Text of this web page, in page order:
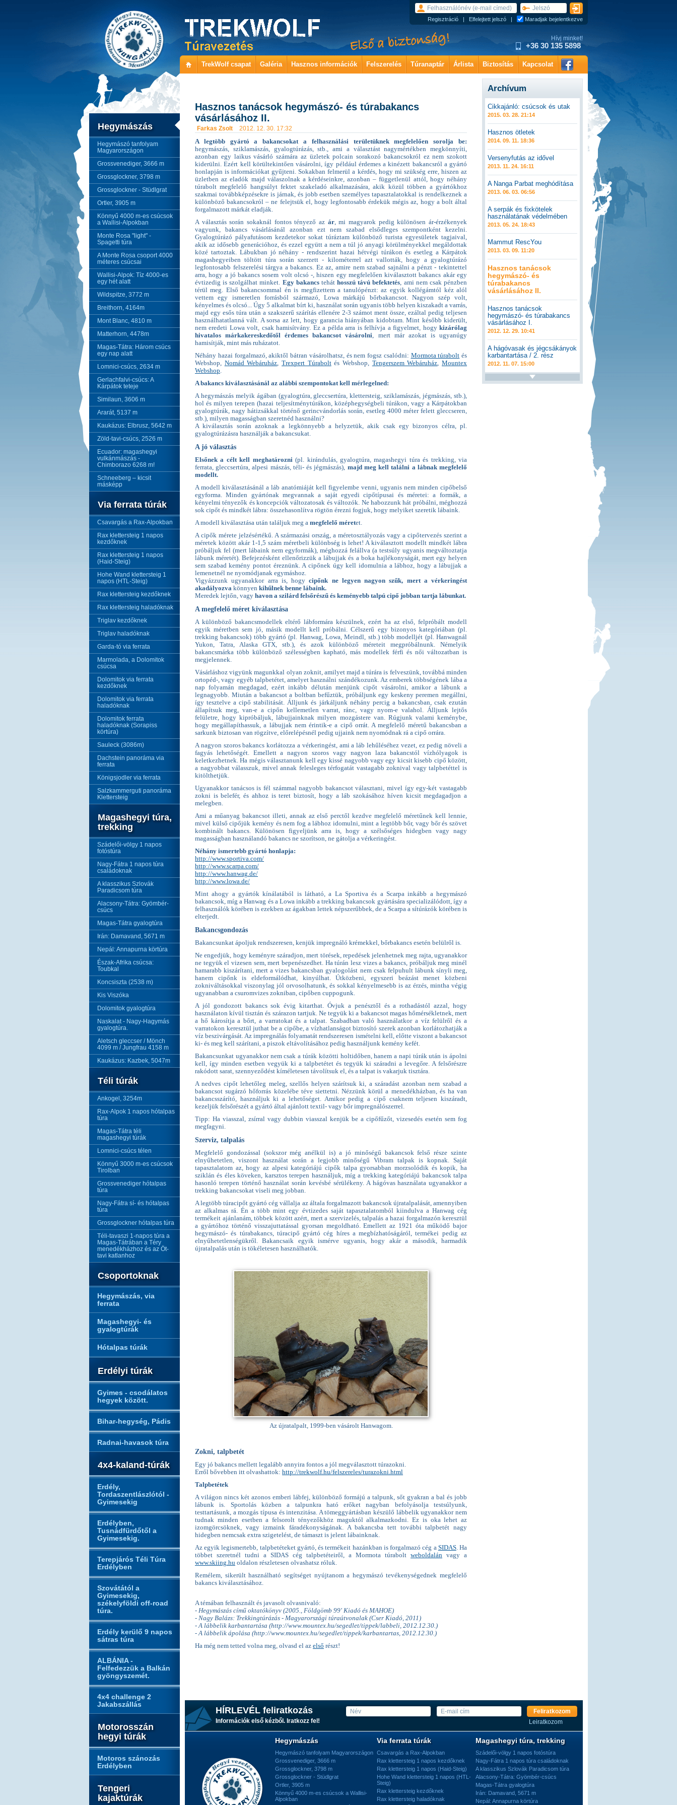
Hívj minket!
+36 30 135 5898
Regisztráció | Elfelejtett jelszó | Maradjak bejelentkezve
TrekWolf csapat Galéria Hasznos információk Felszerelés Túranaptár Árlista Biztosítás Kapcsolat
Hegymászás
Hegymászó tanfolyam
Magyarországon
Grossvenediger, 3666 m
Grossglockner, 3798 m
Grossglockner - Stüdlgrat
Ortler, 3905 m
Könnyű 4000 m-es csúcsok
a Wallisi-Alpokban
Monte Rosa "light" -
Spagetti túra
A Monte Rosa csoport 4000
méteres csúcsai
Wallisi-Alpok: Tíz 4000-es
egy hét alatt
Wildspitze, 3772 m
Breithorn, 4164m
Mont Blanc, 4810 m
Matterhorn, 4478m
Magas-Tátra: Három csúcs
egy nap alatt
Lomnici-csúcs, 2634 m
Gerlachfalvi-csúcs: A
Kárpátok teteje
Similaun, 3606 m
Ararát, 5137 m
Kaukázus: Elbrusz, 5642 m
Zöld-tavi-csúcs, 2526 m
Ecuador: magashegyi
vulkánmászás -
Chimborazo 6268 m!
Schneeberg – kicsit
másképp
Via ferrata túrák
Csavargás a Rax-Alpokban
Rax klettersteig 1 napos
kezdőknek
Rax klettersteig 1 napos
(Haid-Steig)
Hohe Wand klettersteig 1
napos (HTL-Steig)
Rax klettersteig kezdőknek
Rax klettersteig haladóknak
Triglav kezdőknek
Triglav haladóknak
Garda-tó via ferrata
Marmolada, a Dolomitok
csúcsa
Dolomitok via ferrata
kezdőknek
Dolomitok via ferrata
haladóknak
Dolomitok ferrata
haladóknak (Sorapiss
körtúra)
Sauleck (3086m)
Dachstein panoráma via
ferrata
Königsjodler via ferrata
Salzkammerguti panoráma
Klettersteig
Magashegyi túra,
trekking
Szádelői-völgy 1 napos
fotóstúra
Nagy-Fátra 1 napos túra
családoknak
A klasszikus Szlovák
Paradicsom túra
Alacsony-Tátra: Gyömbér-
csúcs
Magas-Tátra gyalogtúra
Irán: Damavand, 5671 m
Nepál: Annapurna körtúra
Észak-Afrika csúcsa:
Toubkal
Koncsiszta (2538 m)
Kis Viszóka
Dolomitok gyalogtúra
Naskalat - Nagy-Hagymás
gyalogtúra.
Aletsch gleccser / Mönch
4099 m / Jungfrau 4158 m
Kaukázus: Kazbek, 5047m
Téli túrák
Ankogel, 3254m
Rax-Alpok 1 napos hótalpas
túra
Magas-Tátra téli
magashegyi túrák
Lomnici-csúcs télen
Könnyű 3000 m-es csúcsok
Tirolban
Grossvenediger hótalpas
túra
Nagy-Fátra sí- és hótalpas
túra
Grossglockner hótalpas túra
Téli-tavaszi 1-napos túra a
Magas-Tátrában a Téry
menedékházhoz és az Öt-
tavi katlanhoz
Csoportoknak
Hegymászás, via
ferrata
Magashegyi- és
gyalogtúrák
Hótalpas túrák
Erdélyi túrák
Gyimes - csodálatos
hegyek között.
Bihar-hegység, Pádis
Radnai-havasok túra
4x4-kaland-túrák
Erdély,
Tordaszentlászlótól -
Gyimesekig
Erdélyben,
Tusnádfürdőtől a
Gyimesekig.
Terepjárós Téli Túra
Erdélyben
Szovátától a
Gyimesekig,
székelyföldi off-road
túra.
Erdély kerülő 9 napos
sátras túra
ALBÁNIA -
Felfedezzük a Balkán
gyöngyszemét.
4x4 challenge 2
Jakabszállás
Motorosszán
hegyi túrák
Motoros szánozás
Erdélyben
Tengeri
kajaktúrák
Hasznos tanácsok hegymászó- és túrabakancs
vásárlásához II.
Farkas Zsolt 2012. 12. 30. 17:32
A legtöbb gyártó a bakancsokat a felhasználási területüknek megfelelően sorolja be:
hegymászás, sziklamászás, gyalogtúrázás, stb., ami a választást nagymértékben megkönnyíti,
azonban egy laikus vásárló számára az üzletek polcain sorakozó bakancsokról ez nem szokott
kiderülni. Ezért kell körültekintően vásárolni, így például érdemes a kinézett bakancsról a gyártó
honlapján is információkat gyűjteni. Sokakban felmerül a kérdés, hogy mi szükség erre, hiszen az
üzletben az eladók majd válaszolnak a kérdéseinkre, azonban – függetlenül attól, hogy néhány
túrabolt megfelelő hangsúlyt fektet szakeladó alkalmazására, akik közül többen a gyártókhoz
szakmai továbbképzésekre is járnak, és jobb esetben személyes tapasztalatokkal is rendelkeznek a
különböző bakancsokról – ne felejtsük el, hogy legfontosabb érdekük mégis az, hogy a bolt által
forgalmazott márkát eladják.
A választás során sokaknál fontos tényező az ár, mi magyarok pedig különösen ár-érzékenyek
vagyunk, bakancs vásárlásánál azonban ezt nem szabad elsődleges szempontként kezelni.
Gyalogtúrázó pályafutásom kezdetekor sokat túráztam különböző turista egyesületek tagjaival,
akik az idősebb generációhoz, és ezzel együtt a nem a túl jó anyagi körülményekkel megáldottak
közé tartoztak. Lábukban jó néhány - rendszerint hazai hétvégi túrákon és esetleg a Kárpátok
magashegyeiben töltött túra során szerzett - kilométerrel azt vallották, hogy a gyalogtúrázó
legfontosabb felszerelési tárgya a bakancs. Ez az, amire nem szabad sajnálni a pénzt - tekintettel
arra, hogy a jó bakancs sosem volt olcsó -, hiszen egy megfelelően kiválasztott bakancs akár egy
évtizedig is szolgálhat minket. Egy bakancsteháthosszú távú befektetés, ami nem csak pénzben
térül meg. Első bakancsommal én is megfizettem a tanulópénzt: az egyik kollégámtól kéz alól
vettem egy ismeretlen forrásból származó, Lowa márkájú bőrbakancsot. Nagyon szép volt,
kényelmes és olcsó... Úgy 5 alkalmat bírt ki, használat során ugyanis több helyen kiszakadt a varrás,
majd egy esős túra után a szakszerű szárítás ellenére 2-3 számot ment össze, ezáltal pedig teljesen
használhatatlanná vált. A sorsa az lett, hogy garancia hiányában kidobtam. Mint később kiderült,
nem eredeti Lowa volt, csak hamisítvány. Ez a példa arra is felhívja a figyelmet, hogy kizárólag
hivatalos márkakereskedőtől érdemes bakancsot vásárolni, mert már azokat is ugyanúgy
hamisítják, mint más ruházatot.
Néhány hazai forgalmazó, akiktől bátran vásárolhatsz, és nem fogsz csalódni: Mormota túrabolt és
Webshop, Nomád Webáruház,Trexpert Túraboltés Webshop, Tengerszem Webáruház,Mountex
Webshop.
A bakancs kiválasztásánál az alábbi szempontokat kell mérlegelned:
A hegymászás melyik ágában (gyalogtúra, gleccsertúra, klettersteig, sziklamászás, jégmászás, stb.),
hol és milyen terepen (hazai teljesítménytúrákon, középhegységbeli túrákon, vagy a Kárpátokban
gyalogtúrák, nagy hátizsákkal történő gerincvándorlás során, esetleg 4000 méter felett gleccseren,
stb.), milyen magasságban szeretnéd használni?
A kiválasztás során azoknak a legkönnyebb a helyzetük, akik csak egy bizonyos célra, pl.
gyalogtúrázásra használják a bakancsukat.
A jó választás
Elsőnek a célt kell meghatározni(pl. kirándulás, gyalogtúra, magashegyi túra és trekking, via
ferrata, gleccsertúra, alpesi mászás, téli- és jégmászás), majd meg kell találni a lábnak megfelelő
modellt.
A modell kiválasztásánál a láb anatómiáját kell figyelembe venni, ugyanis nem minden cipőbelső
egyforma. Minden gyártónak megvannak a saját egyedi cipőtípusai és méretei: a formák, a
kényelmi tényezők és koncepciók változatosak és változók. Ne habozzunk hát próbálni, méghozzá
sok cipőt és mindkét lábra: összehasonlítva rögtön érezni fogjuk, hogy melyiket szeretik lábaink.
A modell kiválasztása után találjuk meg a megfelelő méretet.
A cipők mérete jelzésértékű. A származási ország, a méretosztályozás vagy a cipőtervezés szerint a
méretek között akár 1-1,5 szám méretbeli különbség is lehet! A kiválasztott modellt mindkét lábra
próbáljuk fel (mert lábaink nem egyformák), méghozzá felállva (a testsúly ugyanis megváltoztatja
lábunk méretét). Befejezésként ellenőrizzük a lábujjak és a boka hajlékonyságát, mert egy helyen
sem szabad kemény pontot éreznünk. A cipőnek úgy kell idomulnia a lábhoz, hogy a lábujjak a
lemenetnél ne nyomódjanak egymáshoz.
Vigyázzunk ugyanakkor arra is, hogycipőnk ne legyen nagyon szűk, mert a vérkeringést
akadályozva könnyen kihűlnek benne lábaink.
Meredek lejtőn, vagy havon a szilárd felsőrészű és keményebb talpú cipő jobban tartja lábunkat.
A megfelelő méret kiválasztása
A különböző bakancsmodellek eltérő lábformára készülnek, ezért ha az első, felpróbált modell
egyik méretben sem jó, másik modellt kell próbálni. Célszerű egy bizonyos kategóriában (pl.
trekking bakancsok) több gyártó (pl. Hanwag, Lowa, Meindl, stb.) több modelljét (pl. Hanwagnál
Yukon, Tatra, Alaska GTX, stb.), és azok különböző méreteit megpróbálnunk. Némelyik
bakancsmárka több különböző szélességben kapható, más modellek férfi és női változatban is
megjelennek.
Vásárláshoz vigyünk magunkkal olyan zoknit, amilyet majd a túrára is felveszünk, továbbá minden
ortopéd-, vagy egyéb talpbetétet, amelyet használni szándékozunk. Az emberek többségének lába a
nap folyamán megdagad, ezért inkább délután menjünk cipőt vásárolni, amikor a lábunk a
legnagyobb. Miután a bakancsot a boltban befűztük, próbáljunk egy keskeny peremen megállni,
így tesztelve a cipő stabilitását. Álljunk és járkáljunk néhány percig a bakancsban, csak ezután
állapítsuk meg, van-e a cipőn kellemetlen varrat, ránc, vagy nyom-e valahol. Álljunk lejtős
felületre, hogy kipróbáljuk, lábujjainknak milyen mozgástere van. Rúgjunk valami keménybe,
hogy megállapíthassuk, a lábujjak nem érintik-e a cipő orrát. A megfelelő méretű bakancsban a
sarkunk biztosan van rögzítve, előrelépésnél pedig ujjaink nem nyomódnak rá a cipő orrára.
A nagyon szoros bakancs korlátozza a vérkeringést, ami a láb lehűléséhez vezet, ez pedig növeli a
fagyás lehetőségét. Emellett a nagyon szoros vagy nagyon laza bakancstól vízhólyagok is
keletkezhetnek. Ha mégis választanunk kell egy kissé nagyobb vagy egy kicsit kisebb cipő között,
a nagyobbat válasszuk, mivel annak felesleges térfogatát vastagabb zoknival vagy talpbetéttel is
kitölthetjük.
Ugyanakkor tanácsos is fél számmal nagyobb bakancsot választani, mivel így egy-két vastagabb
zokni is belefér, és ahhoz is teret biztosít, hogy a láb szokásához híven kicsit megdagadjon a
melegben.
Ami a műanyag bakancsot illeti, annak az első perctől kezdve megfelelő méretűnek kell lennie,
mivel külső cipőjük kemény és nem fog a lábhoz idomulni, mint a legtöbb bőr, vagy bőr és szövet
kombinált bakancs. Különösen figyeljünk arra is, hogy a szélsőséges hidegben vagy nagy
magasságban használandó bakancs ne szorítson, ne gátolja a vérkeringést.
Néhány ismertebb gyártó honlapja:
http://www.sportiva.com/
http://www.scarpa.com/
http://www.hanwag.de/
http://www.lowa.de/
Mint ahogy a gyártók kínálatából is látható, a La Sportiva és a Scarpa inkább a hegymászó
bakancsok, míg a Hanwag és a Lowa inkább a trekking bakancsok gyártására specializálódott, így a
felhasználók körében is ezekben az ágakban lettek népszerűbbek, de a Scarpa a sítúrázók körében is
elterjedt.
Bakancsgondozás
Bakancsunkat ápoljuk rendszeresen, kenjük impregnáló krémekkel, bőrbakancs esetén belülről is.
Ne engedjük, hogy keményre száradjon, mert törések, repedések jelenhetnek meg rajta, ugyanakkor
ne tegyük el vizesen sem, mert bepenészedhet. Ha túrán lesz vizes a bakancs, próbáljuk meg minél
hamarabb kiszárítani, mert a vizes bakancsban gyalogolást nem csak felpuhult lábunk sínyli meg,
hanem cipőnk is eldeformálódhat, kinyúlhat. Útközbeni, egyszeri beázást menet közbeni
zokniváltásokkal viszonylag jól orvosolhatunk, és sokkal kényelmesebb is az érzés, mintha végig
ugyanabban a csuromvizes zokniban, cipőben cuppogunk.
A jól gondozott bakancs sok évig kitarthat. Óvjuk a penésztől és a rothadástól azzal, hogy
használaton kívül tisztán és szárazon tartjuk. Ne tegyük ki a bakancsot magas hőmérsékletnek, mert
a hő károsítja a bőrt, a varratokat és a talpat. Szabadban való használatkor a víz felülről és a
varratokon keresztül juthat be a cipőbe, a vízhatlanságot biztosító szerek azonban korlátozhatják a
víz beszivárgását. Az impregnálás folyamatát rendszeresen ismételni kell, előtte viszont a bakancsot
ki- és meg kell szárítani, a piszok eltávolításához pedig használjunk kemény kefét.
Bakancsunkat ugyanakkor nem csak a túrák közötti holtidőben, hanem a napi túrák után is ápolni
kell, így minden esetben vegyük ki a talpbetétet és tegyük ki száradni a levegőre. A felsőrészre
rakódott sarat, szennyeződést kíméletesen távolítsuk el, és a talpat is vakarjuk tisztára.
A nedves cipőt lehetőleg meleg, szellős helyen szárítsuk ki, a száradást azonban nem szabad a
bakancsot sugárzó hőforrás közelébe téve siettetni. Nézzünk körül a menedékházban, és ha van
bakancsszárító, használjuk ki a lehetőséget. Amikor pedig a cipő csaknem teljesen kiszáradt,
kezeljük felsőrészét a gyártó által ajánlott textil- vagy bőr impregnálószerrel.
Tipp: Ha viasszal, zsírral vagy dubbin viasszal kenjük be a cipőfűzőt, vizesedés esetén sem fog
megfagyni.
Szerviz, talpalás
Megfelelő gondozással (sokszor még anélkül is) a jó minőségű bakancsok felső része szinte
elnyűhetetlen, viszont használat során a legjobb minőségű Vibram talpak is kopnak. Saját
tapasztalatom az, hogy az alpesi kategóriájú cipők talpa gyorsabban morzsolódik és kopik, ha
sziklán és éles köveken, karsztos terepen használjuk, míg a trekking kategóriájú bakancsok talpa
hasonló terepen történő használat során kevésbé sérülékeny. A hágóvas használata ugyanakkor a
trekking bakancsokat viseli meg jobban.
A legtöbb túracipőt gyártó cég vállalja az általa forgalmazott bakancsok újratalpalását, amennyiben
az alkalmas rá. Én a több mint egy évtizedes saját tapasztalatomból kiindulva a Hanwag cég
termékeit ajánlanám, többek között azért, mert a szervizelés, talpalás a hazai forgalmazón keresztül
a gyártóhoz történő visszajuttatással gyorsan megoldható. Emellett az 1921 óta működő bajor
hegymászó- és túrabakancs, túracipő gyártó cég híres a megbízhatóságáról, termékei pedig az
elnyűhetetlenségükről. Bakancsaik egyik ismérve ugyanis, hogy akár a második, harmadik
újratalpalás után is tökéletesen használhatók.
Az újratalpalt, 1999-ben vásárolt Hanwagom.
Zokni, talpbetét
Egy jó bakancs mellett legalább annyira fontos a jól megválasztott túrazokni.
Erről bővebben itt olvashattok: http://trekwolf.hu/felszereles/turazokni.html
Talpbetétek
A világon nincs két azonos emberi lábfej, különböző formájú a talpunk, sőt gyakran a bal és jobb
lábunk is. Sportolás közben a talpunkra ható erőket nagyban befolyásolja testsúlyunk,
testtartásunk, a mozgás típusa és intenzitása. A tömeggyártásban készülő lábbelik ugyanakkor nem
tudnak minden esetben a felsorolt tényezőkhöz maguktól alkalmazkodni. Ez is oka lehet az
izomgörcsöknek, vagy izmaink fáradékonyságának. A bakancsba tett további talpbetét nagy
hidegben nemcsak extra szigetelést, de támaszt is jelent lábainknak.
Az egyik legismertebb, talpbetéteket gyártó, és termékeit hazánkban is forgalmazó cég a SIDAS. Ha
többet szeretnél tudni a SIDAS cég talpbetéteiről, a Mormota túrabolt weboldalán vagy a
www.skiing.hu oldalon részletesen olvashatsz róluk.
Remélem, sikerült használható segítséget nyújtanom a hegymászó tevékenységednek megfelelő
bakancs kiválasztásához.
A témában felhasznált és javasolt olvasnivaló:
- Hegymászás című oktatókönyv (2005., Földgömb 99' Kiadó és MAHOE)
- Nagy Balázs: Trekkingtúrázás - Magyarországi túraútvonalak (Cser Kiadó, 2011)
- A lábbelik karbantartása (http://www.mountex.hu/segedlet/tippek/labbeli, 2012.12.30.)
- A lábbelik ápolása (http://www.mountex.hu/segedlet/tippek/karbantartas, 2012.12.30.)
Ha még nem tetted volna meg, olvasd el az első részt!
Archívum
Cikkajánló: csúcsok és utak
2015. 03. 28. 21:14
Hasznos ötletek
2014. 09. 11. 18:36
Versenyfutás az idővel
2013. 11. 24. 16:11
A Nanga Parbat meghódítása
2013. 06. 03. 06:56
A serpák és fixkötelek
használatának védelmében
2013. 05. 24. 18:43
Mammut RescYou
2013. 03. 09. 11:20
Hasznos tanácsok
hegymászó- és
túrabakancs
vásárlásához II.
Hasznos tanácsok
hegymászó- és túrabakancs
vásárlásához I.
2012. 12. 29. 10:41
A hágóvasak és jégcsákányok
karbantartása / 2. rész
2012. 11. 07. 15:00
HÍRLEVÉL feliratkozás
Információk első kézből. Iratkozz fel!
Feliratkozom
Leiratkozom
Hegymászás
Hegymászó tanfolyam Magyarországon
Grossvenediger, 3666 m
Grossglockner, 3798 m
Grossglockner - Stüdlgrat
Ortler, 3905 m
Könnyű 4000 m-es csúcsok a Wallisi-
Alpokban
Via ferrata túrák
Csavargás a Rax-Alpokban
Rax klettersteig 1 napos kezdőknek
Rax klettersteig 1 napos (Haid-Steig)
Hohe Wand klettersteig 1 napos (HTL-
Steig)
Rax klettersteig kezdőknek
Rax klettersteig haladóknak
Magashegyi túra, trekking
Szádelői-völgy 1 napos fotóstúra
Nagy-Fátra 1 napos túra családoknak
A klasszikus Szlovák Paradicsom túra
Alacsony-Tátra: Gyömbér-csúcs
Magas-Tátra gyalogtúra
Irán: Damavand, 5671 m
Nepál: Annapurna körtúra